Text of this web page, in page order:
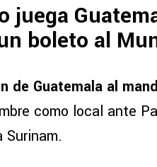
juega
boleto al
de Guatemala al
como local ante
Surinam.